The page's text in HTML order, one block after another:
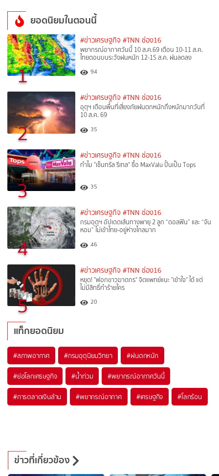
ยอดนิยมในตอนนี้
1
#ข่าวเศรษฐกิจ #TNN ช่อง16
พยากรณ์อากาศวันนี้ 10 ส.ค.69 เตือน 10-11 ส.ค.
ไทยตอนบนระวังฝนหนัก 12-15 ส.ค. ฝนลดลง
94
2
#ข่าวเศรษฐกิจ #TNN ช่อง16
อุตุฯ เตือนพื้นที่เสี่ยงภัยฝนตกหนักถึงหนักมากวันที่
10 ส.ค. 69
35
3
#ข่าวเศรษฐกิจ #TNN ช่อง16
ทำไม "เซ็นทรัล รีเทล" ซื้อ MaxValu ปั้นเป็น Tops
35
4
#ข่าวเศรษฐกิจ #TNN ช่อง16
กรมอุตุฯ อัปเดตเส้นทางพายุ 2 ลูก “ดอลฟิน” และ “จัน
หอม” ไม่เข้าไทย-อยู่ห่างไกลมาก
46
5
#ข่าวเศรษฐกิจ #TNN ช่อง16
หยุด! "ฟอกขาวฆาตกร" จิตแพทย์แนะ "เข้าใจ" ได้ แต่
ไม่มีสิทธิ์ทำร้ายใคร
20
แท็กยอดนิยม
#สภาพอากาศ #กรมอุตุนิยมวิทยา #ฝนตกหนัก
#ย่อโลกเศรษฐกิจ #น้ำท่วม #พยากรณ์อากาศวันนี้
#การตลาดเงินล้าน #พยากรณ์อากาศ #เศรษฐกิจ #โลกร้อน
ข่าวที่เกี่ยวข้อง